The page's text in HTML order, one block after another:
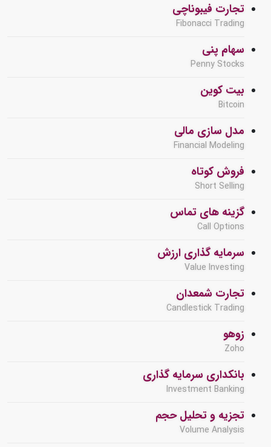
تجارت فیبوناچی
Fibonacci Trading
سهام پنی
Penny Stocks
بیت کوین
Bitcoin
مدل سازی مالی
Financial Modeling
فروش کوتاه
Short Selling
گزینه های تماس
Call Options
سرمایه گذاری ارزش
Value Investing
تجارت شمعدان
Candlestick Trading
زوهو
Zoho
بانکداری سرمایه گذاری
Investment Banking
تجزیه و تحلیل حجم
Volume Analysis